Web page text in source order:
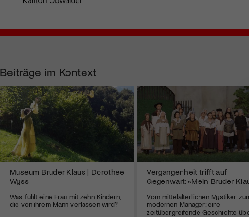
Beiträge im Kontext
Museum Bruder Klaus | Dorothee
Wyss
Was fühlt eine Frau mit zehn Kindern,
die von ihrem Mann verlassen wird?
Vergangenheit trifft auf
Gegenwart: «Mein Bruder
Vom mittelalterlichen Mystiker
modernen Manager: eine
zeitübergreifende Geschichte